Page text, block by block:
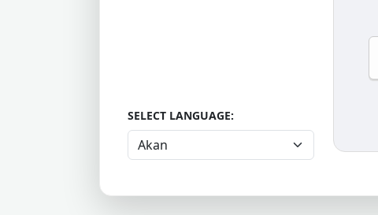
SELECT LANGUAGE: